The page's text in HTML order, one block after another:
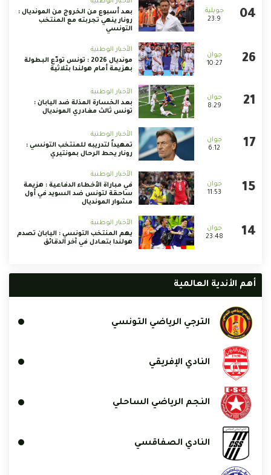
23:9
بعد أسبوع من الخروج من المونديال :
رونار ينهي تجربته مع المنتخب
التونسي
10:27
الأخبار الوطنية
مونديال 2026 : تونس تودّع البطولة
بهزيمة أمام هولندا بثلاثية
8:29
الأخبار الوطنية
بعد الخسارة المذلة ضد اليابان :
تونس ثالث مغادري المونديال
6:12
الأخبار الوطنية
تمهيداً لتدريبه للمنتخب التونسي :
رونار يحط الرحال بمونتيري
11:53
الأخبار الوطنية
في مباراة الأخطاء الدفاعية : هزيمة
ساحقة لتونس ضد السويد في أول
مشوار المونديال
23:48
الأخبار الوطنية
يهم المنتخب التونسي : اليابان تصدم
هولندا بتعادل في آخر الدقائق
أهم الأندية العالمية
الترجي الرياضي التونسي
النادي الإفريقي
النجم الرياضي الساحلي
النادي الصفاقسي